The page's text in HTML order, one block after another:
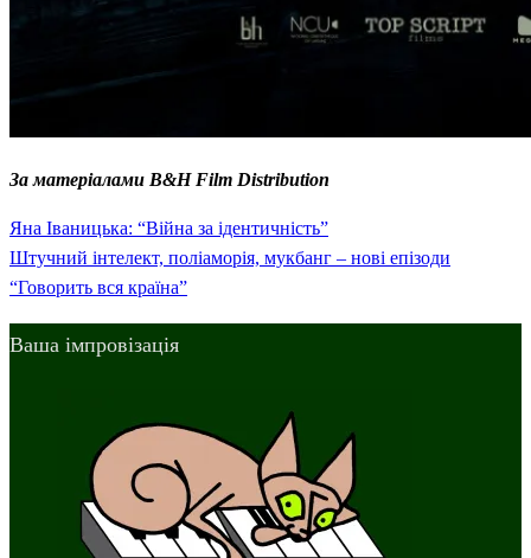
За матеріалами B&H Film Distribution
Навігація
записів
Previous
Post
Яна Іваницька: “Війна за ідентичність”
Next
Post
Штучний інтелект, поліаморія, мукбанг – нові епізоди
“Говорить вся країна”
Ваша імпровізація